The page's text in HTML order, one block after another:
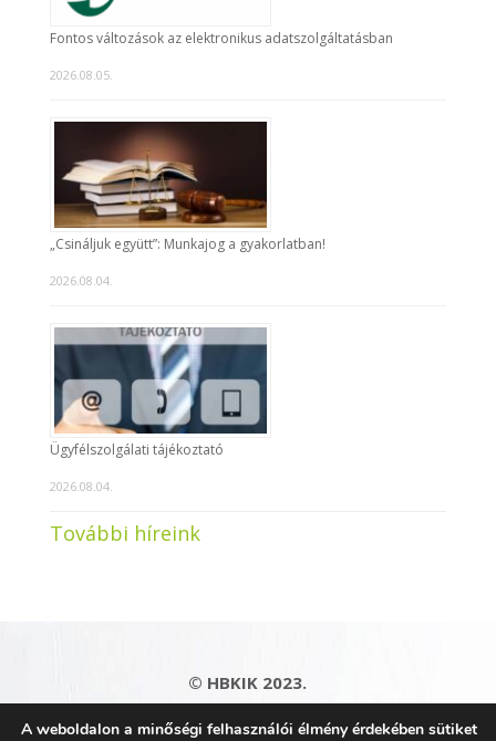
Fontos változások az elektronikus adatszolgáltatásban
2026.08.05.
„Csináljuk együtt”: Munkajog a gyakorlatban!
2026.08.04.
Ügyfélszolgálati tájékoztató
2026.08.04.
További híreink
© HBKIK 2023.
Adatkezelési tájékoztató|Impresszum|
A weboldalon a minőségi felhasználói élmény érdekében sütiket